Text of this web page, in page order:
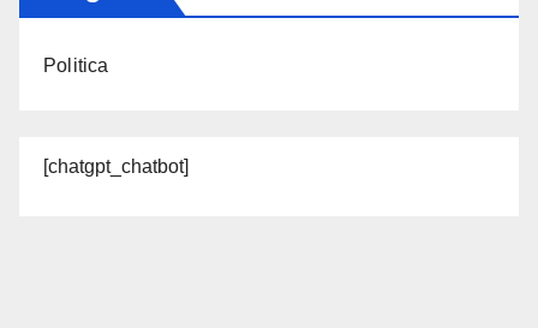
Politica
[chatgpt_chatbot]